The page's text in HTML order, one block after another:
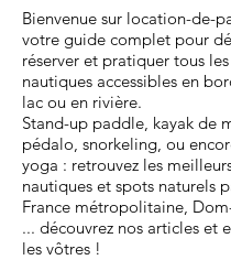
Bienvenue sur location-de-
votre guide complet pour
réserver et pratiquer tous
nautiques accessibles en
lac ou en rivière.
Stand-up paddle, kayak de
pédalo, snorkeling, ou
yoga : retrouvez les
nautiques et spots naturels
France métropolitaine,
... découvrez nos articles et
les vôtres !